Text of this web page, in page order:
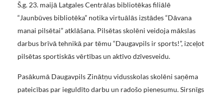
Š.g. 23. maijā Latgales Centrālas bibliotēkas filiālē
“Jaunbūves bibliotēka” notika virtuālās izstādes “Dāvana
manai pilsētai” atklāšana. Pilsētas skolēni veidoja mākslas
darbus brīvā tehnikā par tēmu “Daugavpils ir sports!”, izceļot
pilsētas sportiskās vērtības un aktīvo dzīvesveidu.
Pasākumā Daugavpils Zinātņu vidusskolas skolēni saņēma
pateicības par ieguldīto darbu un radošo pienesumu. Sirsnīgs